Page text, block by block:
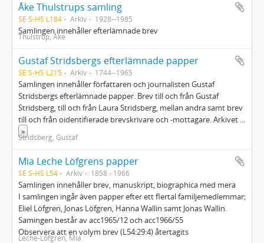
Åke Thulstrups samling
SE S-HS L184 Arkiv 1928--1985
Samlingen innehåller efterlämnade brev
Thulstrup, Åke
Gustaf Stridsbergs efterlämnade papper
SE S-HS L215 Arkiv 1744--1965
Samlingen innehåller författaren och journalisten Gustaf
Stridsbergs efterlämnade papper. Brev till och från Gustaf
Stridsberg, till och från Laura Stridsberg, mellan andra samt brev
till och från oidentifierade brevskrivare och -mottagare. Arkivet ...
»
Stridsberg, Gustaf
Mia Leche Löfgrens papper
SE S-HS L54 Arkiv 1858 - 1966
Samlingen innehåller brev, manuskript, biographica med mera
I samlingen ingår även papper efter ett flertal familjemedlemmar;
Eliel Löfgren, Jonas Löfgren, Hanna Wallin samt Jonas Wallin.
Samingen består av acc1965/12 och acc1966/55
Observera att en volym brev (L54:29:4) återtagits
Leche-Löfgren, Mia